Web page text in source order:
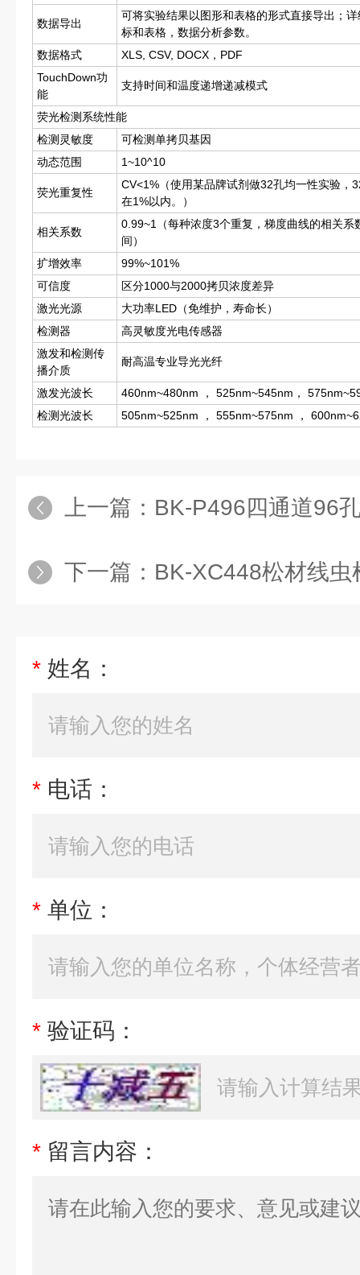
数据导出
可将实验结果以图形和表格的形式直接导出；
标和表格，数据分析参数。
数据格式
XLS, CSV, DOCX，PDF
TouchDown功
能
支持时间和温度递增递减模式
荧光检测系统性能
检测灵敏度
可检测单拷贝基因
动态范围
1~10^10
荧光重复性
CV<1%（使用某品牌试剂做32孔均一性实验，
在1%以内。）
相关系数
0.99~1（每种浓度3个重复，梯度曲线的相关
间）
扩增效率
99%~101%
可信度
区分1000与2000拷贝浓度差异
激光光源
大功率LED（免维护，寿命长）
检测器
高灵敏度光电传感器
激发和检测传
播介质
耐高温专业导光光纤
激发光波长
460nm~480nm ， 525nm~545nm，
检测光波长
505nm~525nm ， 555nm~575nm ，
上一篇： BK-P496四通道96
下一篇： BK-XC448松材线虫
* 姓名：
* 电话：
* 单位：
* 验证码：
* 留言内容：